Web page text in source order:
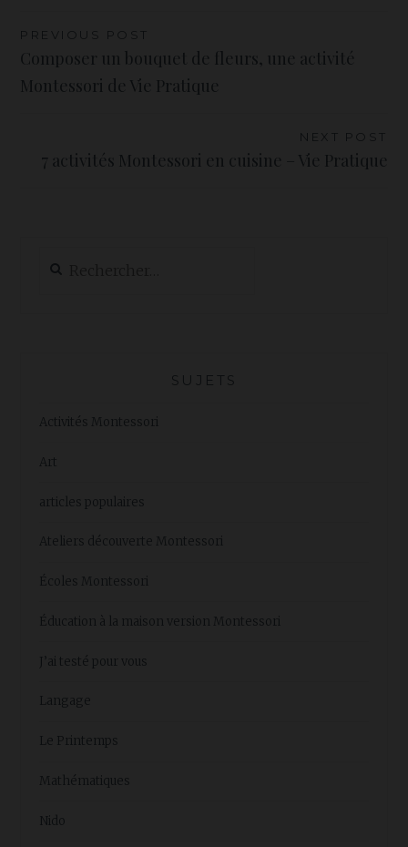
Navigation
de
PREVIOUS POST
Composer un bouquet de fleurs, une activité
Montessori de Vie Pratique
NEXT POST
7 activités Montessori en cuisine – Vie Pratique
SUJETS
Activités Montessori
Art
articles populaires
Ateliers découverte Montessori
Écoles Montessori
Éducation à la maison version Montessori
J’ai testé pour vous
Langage
Le Printemps
Mathématiques
Nido